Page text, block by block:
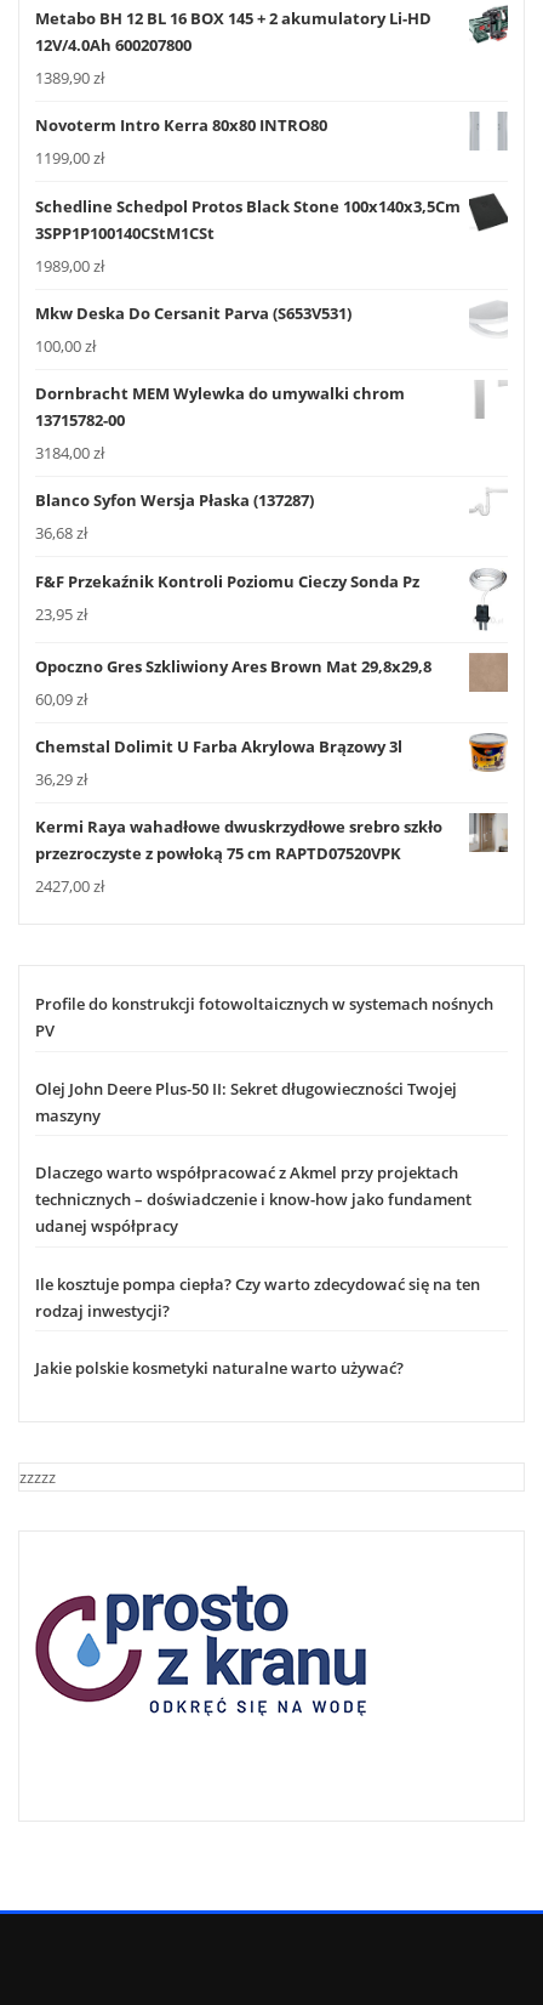
Metabo BH 12 BL 16 BOX 145 + 2 akumulatory Li-HD
12V/4.0Ah 600207800
1389,90zł
Novoterm Intro Kerra 80x80 INTRO80
1199,00zł
Schedline Schedpol Protos Black Stone 100x140x3,5Cm
3SPP1P100140CStM1CSt
1989,00zł
Mkw Deska Do Cersanit Parva (S653V531)
100,00zł
Dornbracht MEM Wylewka do umywalki chrom
13715782-00
3184,00zł
Blanco Syfon Wersja Płaska (137287)
36,68zł
F&F Przekaźnik Kontroli Poziomu Cieczy Sonda Pz
23,95zł
Opoczno Gres Szkliwiony Ares Brown Mat 29,8x29,8
60,09zł
Chemstal Dolimit U Farba Akrylowa Brązowy 3l
36,29zł
Kermi Raya wahadłowe dwuskrzydłowe srebro szkło
przezroczyste z powłoką 75 cm RAPTD07520VPK
2427,00zł
Profile do konstrukcji fotowoltaicznych w systemach nośnych
PV
Olej John Deere Plus-50 II: Sekret długowieczności Twojej
maszyny
Dlaczego warto współpracować z Akmel przy projektach
technicznych – doświadczenie i know-how jako fundament
udanej współpracy
Ile kosztuje pompa ciepła? Czy warto zdecydować się na ten
rodzaj inwestycji?
Jakie polskie kosmetyki naturalne warto używać?
zzzzz